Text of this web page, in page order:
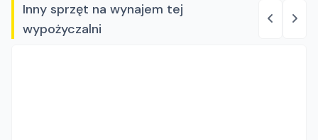
Inny sprzęt na wynajem tej
wypożyczalni